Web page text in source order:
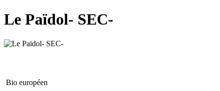
Le Païdol- SEC-
Bio européen